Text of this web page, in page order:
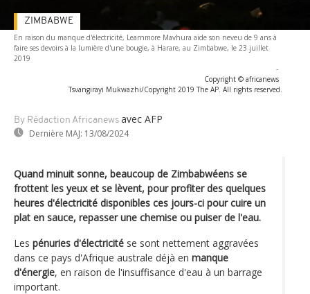
En raison du manque d'électricité, Learnmore Mavhura aide son neveu de 9 ans à
faire ses devoirs à la lumière d'une bougie, à Harare, au Zimbabwe, le 23 juillet
2019
-
Copyright © africanews
Tsvangirayi Mukwazhi/Copyright 2019 The AP. All rights reserved.
By Rédaction Africanews avec AFP
Dernière MAJ: 13/08/2024
ZIMBABWE
Quand minuit sonne, beaucoup de Zimbabwéens se
frottent les yeux et se lèvent, pour profiter des quelques
heures d'électricité disponibles ces jours-ci pour cuire un
plat en sauce, repasser une chemise ou puiser de l'eau.
Les pénuries d'électricité se sont nettement aggravées
dans ce pays d'Afrique australe déjà en manque
d'énergie, en raison de l'insuffisance d'eau à un barrage
important.